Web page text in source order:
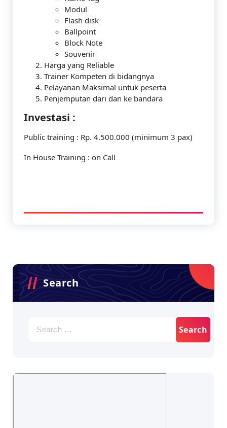
Modul
Flash disk
Ballpoint
Block Note
Souvenir
Harga yang Reliable
Trainer Kompeten di bidangnya
Pelayanan Maksimal untuk peserta
Penjemputan dari dan ke bandara
Investasi :
Public training : Rp. 4.500.000 (minimum 3 pax)
In House Training : on Call
Search
for: